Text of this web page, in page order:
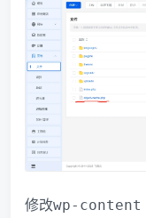
修改wp-content